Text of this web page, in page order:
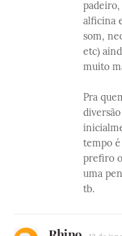
padeiro,
alficina
som,
etc)
muito
Pra
tempo
prefiro
uma
tb.